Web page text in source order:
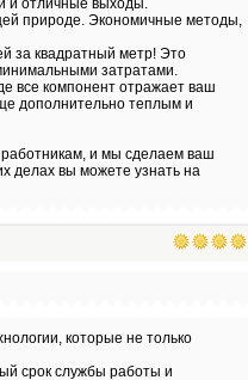
и отличные выходы.
природе. Экономичные методы,
за квадратный метр! Это
затратами.
все компонент отражает ваш
дополнительно теплым и
и мы сделаем ваш
делах вы можете узнать на
которые не только
срок службы работы и